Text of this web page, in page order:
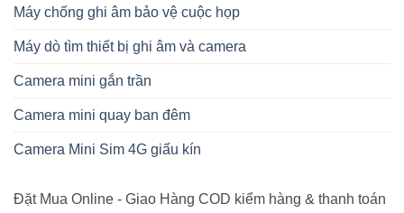
Máy chống ghi âm bảo vệ cuộc họp
Máy dò tìm thiết bị ghi âm và camera
Camera mini gắn trần
Camera mini quay ban đêm
Camera Mini Sim 4G giấu kín
Đặt Mua Online - Giao Hàng COD kiểm hàng & thanh toán